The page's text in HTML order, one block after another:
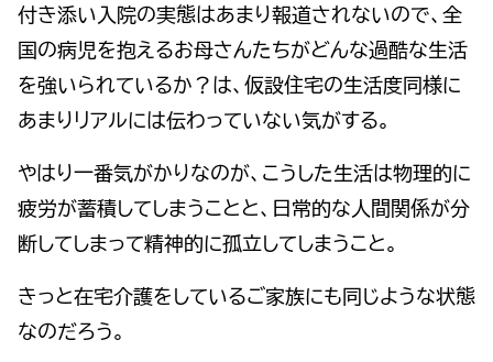
付き添い入院の実態はあまり報道されないので、全
国の病児を抱えるお母さんたちがどんな過酷な生活
を強いられているか？は、仮設住宅の生活度同様に
あまりリアルには伝わっていない気がする。
やはり一番気がかりなのが、こうした生活は物理的に
疲労が蓄積してしまうことと、日常的な人間関係が分
断してしまって精神的に孤立してしまうこと。
きっと在宅介護をしているご家族にも同じような状態
なのだろう。